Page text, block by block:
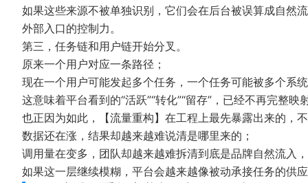
如果这些来源不被单独识别，它们会在后台被误算成自然
外部入口的控制力。
第三，任务链和用户链开始分叉。
原来一个用户对应一条路径；
现在一个用户可能发起多个任务，一个任务可能被多个系
这意味着平台看到的“活跃”“转化”“留存”，已经不再完整
也正因为如此，【流量重构】在工程上最先暴露出来的，
数据还在涨，结果却越来越难说清是哪里来的；
调用量在变多，团队却越来越难拆清到底是品牌自然流入
如果这一层继续模糊，平台会越来越像被动承接任务的供